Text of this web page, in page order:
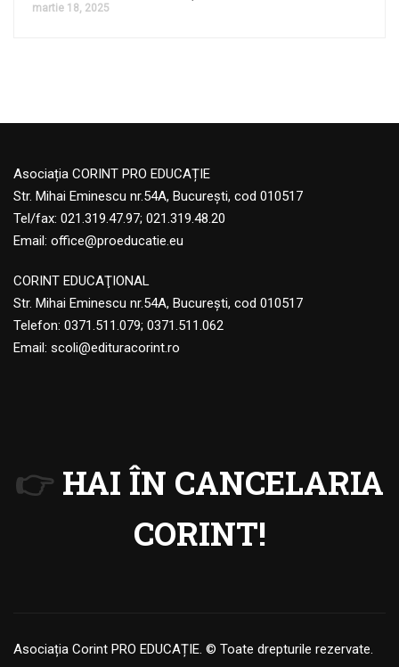
martie 18, 2025
Asociația CORINT PRO EDUCAȚIE
Str. Mihai Eminescu nr.54A, București, cod 010517
Tel/fax: 021.319.47.97; 021.319.48.20
Email: office@proeducatie.eu
CORINT EDUCAŢIONAL
Str. Mihai Eminescu nr.54A, Bucureşti, cod 010517
Telefon: 0371.511.079; 0371.511.062
Email: scoli@edituracorint.ro
👉 HAI ÎN CANCELARIA
CORINT!
Asociația Corint PRO EDUCAȚIE. © Toate drepturile rezervate.